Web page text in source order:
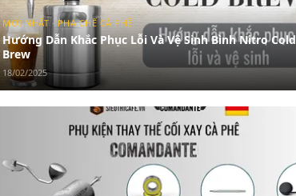
MỚI NHẤT · PHA CHẾ CÀ PHÊ
Hướng Dẫn Khắc Phục Lỗi Và Vệ Sinh Bình Nitro Cold
Brew
18/02/2025